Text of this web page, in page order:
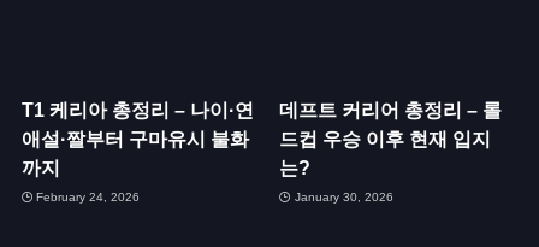
T1 케리아 총정리 – 나이·연
애설·짤부터 구마유시 불화
까지
February 24, 2026
데프트 커리어 총정리 – 롤
드컵 우승 이후 현재 입지
는?
January 30, 2026